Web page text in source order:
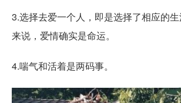
3.选择去爱一个人，即是选择了相应的
来说，爱情确实是命运。
4.喘气和活着是两码事。